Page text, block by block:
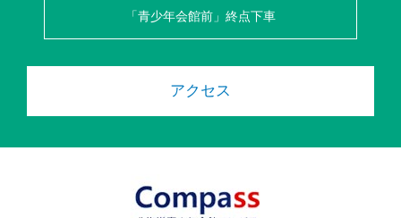
「青少年会館前」終点下車
アクセス